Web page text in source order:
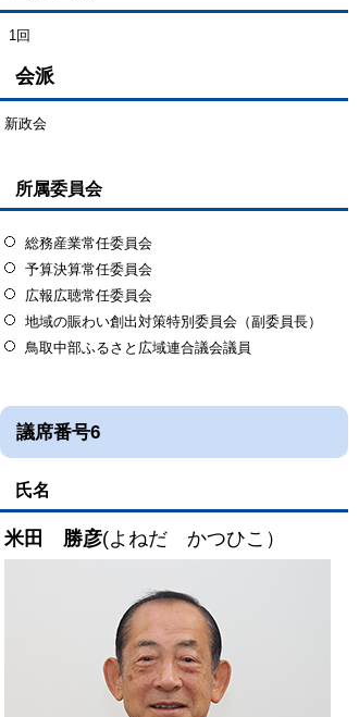
1回
会派
新政会
所属委員会
総務産業常任委員会
予算決算常任委員会
広報広聴常任委員会
地域の賑わい創出対策特別委員会（副委員長）
鳥取中部ふるさと広域連合議会議員
議席番号6
氏名
米田 勝彦(よねだ かつひこ）